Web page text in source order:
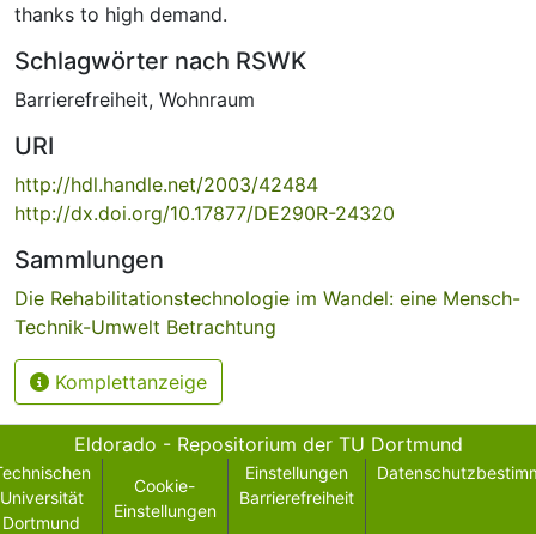
thanks to high demand.
Schlagwörter nach RSWK
Barrierefreiheit, Wohnraum
URI
http://hdl.handle.net/2003/42484
http://dx.doi.org/10.17877/DE290R-24320
Sammlungen
Die Rehabilitationstechnologie im Wandel: eine Mensch-
Technik-Umwelt Betrachtung
Komplettanzeige
Eldorado - Repositorium der TU Dortmund
Universität
Dortmund
Cookie-
Einstellungen
Einstellungen
Barrierefreiheit